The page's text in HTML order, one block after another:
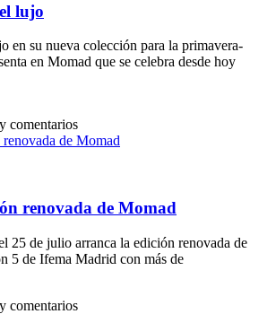
lujo
en su nueva colección para la primavera-
en Momad que se celebra desde hoy
comentarios
renovada de Momad
25 de julio arranca la edición renovada de
5 de Ifema Madrid con más de
comentarios